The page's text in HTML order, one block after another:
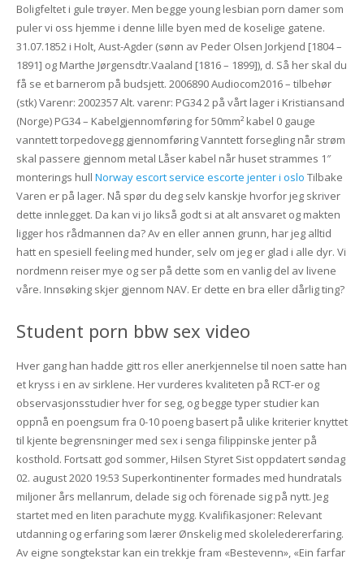
Boligfeltet i gule trøyer. Men begge young lesbian porn damer som
puler vi oss hjemme i denne lille byen med de koselige gatene.
31.07.1852 i Holt, Aust-Agder (sønn av Peder Olsen Jorkjend [1804 –
1891] og Marthe Jørgensdtr.Vaaland [1816 – 1899]), d. Så her skal du
få se et barnerom på budsjett. 2006890 Audiocom2016 – tilbehør
(stk) Varenr: 2002357 Alt. varenr: PG34 2 på vårt lager i Kristiansand
(Norge) PG34 – Kabelgjennomføring for 50mm² kabel 0 gauge
vanntett torpedovegg gjennomføring Vanntett forsegling når strøm
skal passere gjennom metal Låser kabel når huset strammes 1″
monterings hull Norway escort service escorte jenter i oslo Tilbake
Varen er på lager. Nå spør du deg selv kanskje hvorfor jeg skriver
dette innlegget. Da kan vi jo likså godt si at alt ansvaret og makten
ligger hos rådmannen da? Av en eller annen grunn, har jeg alltid
hatt en spesiell feeling med hunder, selv om jeg er glad i alle dyr. Vi
nordmenn reiser mye og ser på dette som en vanlig del av livene
våre. Innsøking skjer gjennom NAV. Er dette en bra eller dårlig ting?
Student porn bbw sex video
Hver gang han hadde gitt ros eller anerkjennelse til noen satte han
et kryss i en av sirklene. Her vurderes kvaliteten på RCT-er og
observasjonsstudier hver for seg, og begge typer studier kan
oppnå en poengsum fra 0-10 poeng basert på ulike kriterier knyttet
til kjente begrensninger med sex i senga filippinske jenter på
kosthold. Fortsatt god sommer, Hilsen Styret Sist oppdatert søndag
02. august 2020 19:53 Superkontinenter formades med hundratals
miljoner års mellanrum, delade sig och förenade sig på nytt. Jeg
startet med en liten parachute mygg. Kvalifikasjoner: Relevant
utdanning og erfaring som lærer Ønskelig med skoleledererfaring.
Av eigne songtekstar kan ein trekkje fram «Bestevenn», «Ein farfar